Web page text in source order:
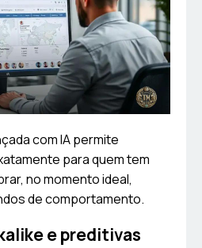
com IA permite
para quem tem
no momento ideal,
de comportamento.
e preditivas